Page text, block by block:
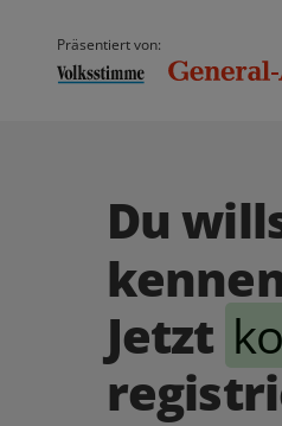
Präsentiert von:
Du
Jetzt